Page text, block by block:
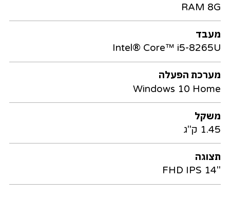
RAM 8G
מעבד
Intel® Core™ i5-8265U
מערכת הפעלה
Windows 10 Home
משקל
1.45 ק"ג
תצוגה
"FHD IPS 14